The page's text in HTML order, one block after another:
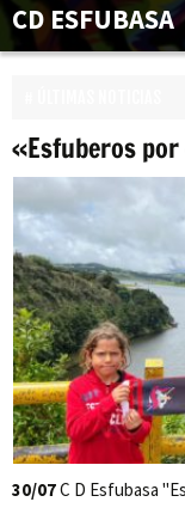
CD ESFUBASA
«Esfuberos por
30/07C D Esfubasa